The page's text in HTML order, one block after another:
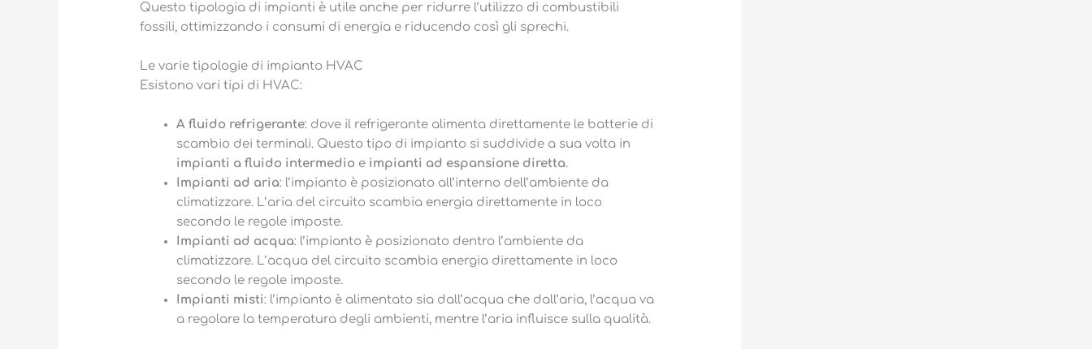
Questo tipologia di impianti è utile anche per ridurre l’utilizzo di combustibili
fossili, ottimizzando i consumi di energia e riducendo così gli sprechi.
Le varie tipologie di impianto HVAC
Esistono vari tipi di HVAC:
A fluido refrigerante: dove il refrigerante alimenta direttamente le batterie di
scambio dei terminali. Questo tipo di impianto si suddivide a sua volta in
impianti a fluido intermedio e impianti ad espansione diretta.
Impianti ad aria: l’impianto è posizionato all’interno dell’ambiente da
climatizzare. L’aria del circuito scambia energia direttamente in loco
secondo le regole imposte.
Impianti ad acqua: l’impianto è posizionato dentro l’ambiente da
climatizzare. L’acqua del circuito scambia energia direttamente in loco
secondo le regole imposte.
Impianti misti: l’impianto è alimentato sia dall’acqua che dall’aria, l’acqua va
a regolare la temperatura degli ambienti, mentre l’aria influisce sulla qualità.